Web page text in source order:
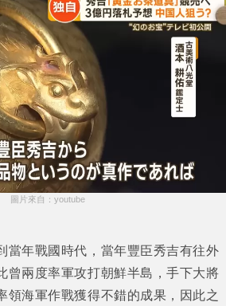
圖片來自：youtube
當年戰國時代，當年豐臣秀吉有往外
曾兩度率軍攻打朝鮮半島，手下大將
領海軍作戰獲得不錯的成果，因此之